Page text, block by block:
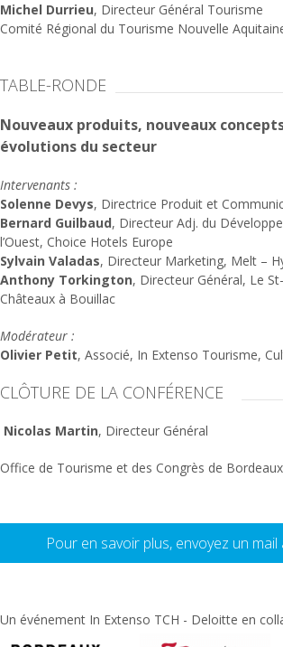
Michel Durrieu, Directeur Général Tourisme
Comité Régional du Tourisme Nouvelle
TABLE-RONDE
Nouveaux produits, nouveaux
évolutions du secteur
Intervenants :
Solenne Devys, Directrice Produit et
Bernard Guilbaud, Directeur Adj. du
l’Ouest, Choice Hotels Europe
Sylvain Valadas, Directeur Marketing, Melt –
Anthony Torkington, Directeur Général, Le
Châteaux à Bouillac
Modérateur :
Olivier Petit, Associé, In Extenso Tourisme,
CLÔTURE DE LA CONFÉRENCE
Nicolas Martin, Directeur Général
Office de Tourisme et des Congrès de
Pour en savoir plus, envoyez un mail
Un événement In Extenso TCH - Deloitte en